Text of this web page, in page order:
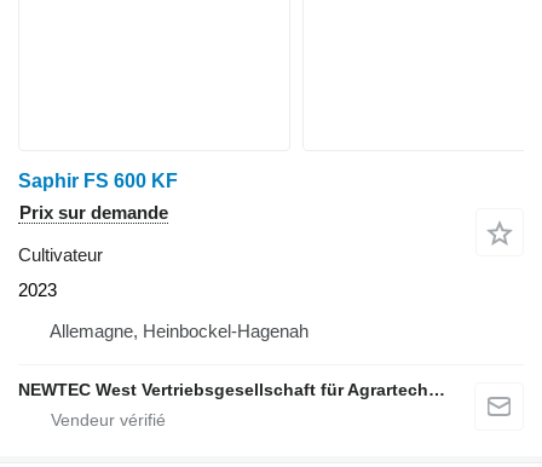
Saphir FS 600 KF
Prix sur demande
Cultivateur
2023
Allemagne, Heinbockel-Hagenah
NEWTEC West Vertriebsgesellschaft für Agrartechnik mbH